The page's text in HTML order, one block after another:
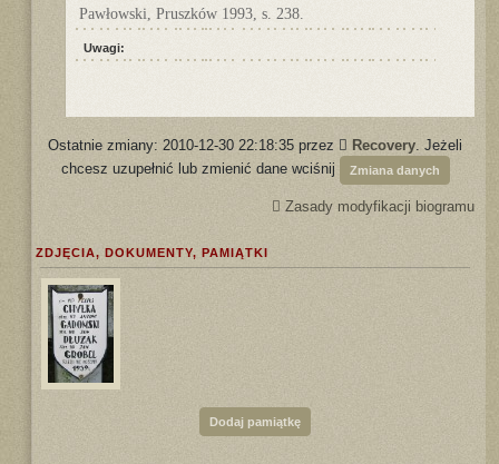
Pawłowski, Pruszków 1993, s. 238.
Uwagi:
Ostatnie zmiany: 2010-12-30 22:18:35 przez Recovery. Jeżeli
chcesz uzupełnić lub zmienić dane wciśnij
Zmiana danych
Zasady modyfikacji biogramu
ZDJĘCIA, DOKUMENTY, PAMIĄTKI
Dodaj pamiątkę